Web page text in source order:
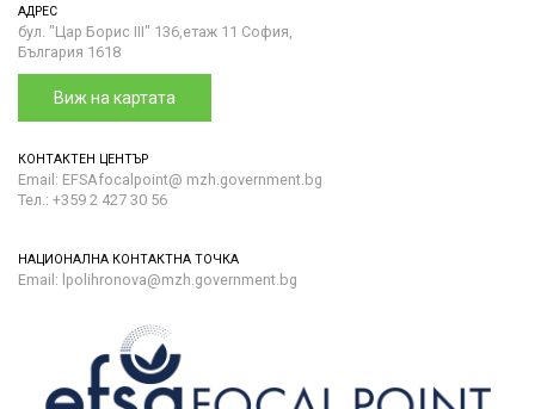
АДРЕС
бул. "Цар Борис III" 136,етаж 11 София,
България 1618
Виж на картата
КОНТАКТЕН ЦЕНТЪР
Email: EFSAfocalpoint@ mzh.government.bg
Тел.: +359 2 427 30 56
НАЦИОНАЛНА КОНТАКТНА ТОЧКА
Email: lpolihronova@mzh.government.bg